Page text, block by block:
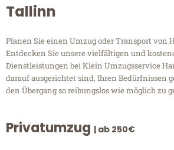
Tallinn
Planen Sie einen Umzug oder Transport von
Entdecken Sie unsere vielfältigen und
Dienstleistungen bei Klein Umzugsservice
darauf ausgerichtet sind, Ihren Bedürfnissen
den Übergang so reibungslos wie möglich zu
Privatumzug | ab 250€